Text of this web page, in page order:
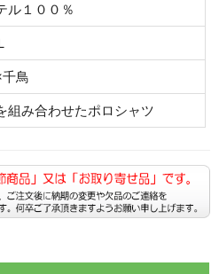
ル１００％
鳥
組み合わせたポロシャツ